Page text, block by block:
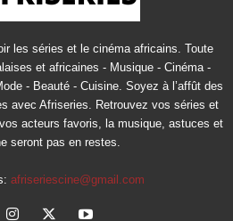
les séries et le cinéma africains. Toute
et africaines - Musique - Cinéma -
- Beauté - Cuisine. Soyez à l’affût des
avec Afriseries. Retrouvez vos séries et
acteurs favoris, la musique, astuces et
seront pas en restes.
afriseriescine@gmail.com